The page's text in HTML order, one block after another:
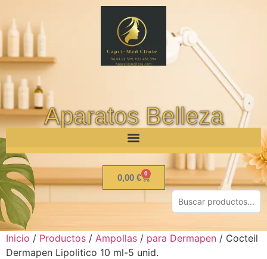
Aparatos Belleza
0,00 € 0
Inicio / Productos / Ampollas / para Dermapen / Cocteil
Dermapen Lipolitico 10 ml-5 unid.